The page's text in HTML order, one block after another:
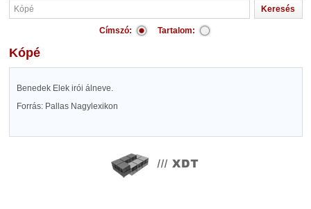
Címszó: Tartalom:
Kópé
Benedek Elek irói álneve.
Forrás: Pallas Nagylexikon